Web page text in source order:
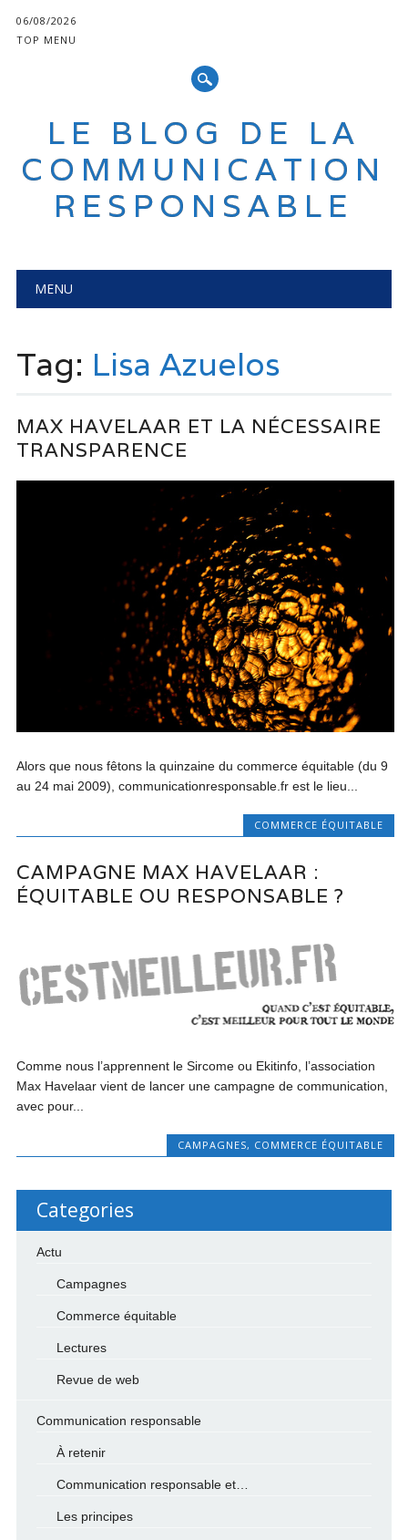
06/08/2026
TOP MENU
LE BLOG DE LA
COMMUNICATION
RESPONSABLE
Main menu
MENU
Tag: Lisa Azuelos
MAX HAVELAAR ET LA NÉCESSAIRE
TRANSPARENCE
Alors que nous fêtons la quinzaine du commerce équitable (du 9
au 24 mai 2009), communicationresponsable.fr est le lieu...
COMMERCE ÉQUITABLE
CAMPAGNE MAX HAVELAAR :
ÉQUITABLE OU RESPONSABLE ?
Comme nous l’apprennent le Sircome ou Ekitinfo, l’association
Max Havelaar vient de lancer une campagne de communication,
avec pour...
CAMPAGNES, COMMERCE ÉQUITABLE
Categories
Actu
Campagnes
Commerce équitable
Lectures
Revue de web
Communication responsable
À retenir
Communication responsable et…
Les principes